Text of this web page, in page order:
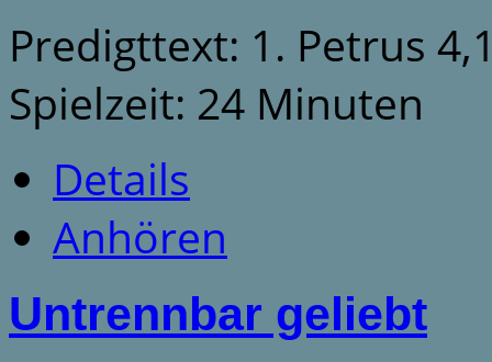
Predigttext: 1. Petrus
Spielzeit: 24 Minuten
Details
Anhören
Untrennbar geliebt